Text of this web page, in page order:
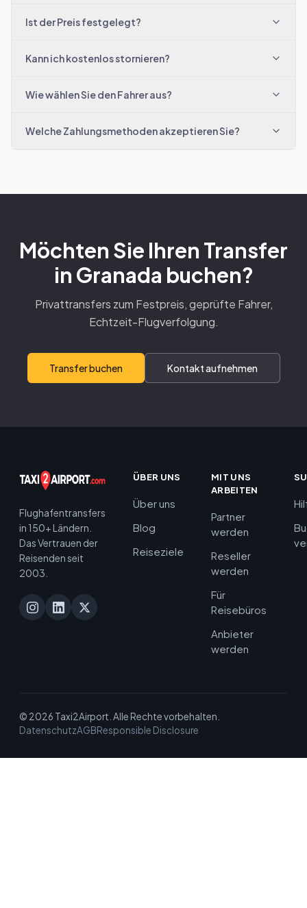
Ist der Preis festgelegt?
Kann ich kostenlos stornieren?
Wie wählen Sie den Fahrer aus?
Welche Zahlungsmethoden akzeptieren Sie?
Möchten Sie Ihren Transfer
in Granada buchen?
Privattransfers zum Festpreis, geprüfte Fahrer,
Echtzeit-Flugverfolgung.
Transfer buchen Kontakt aufnehmen
Flughafentransfers
in 150+ Ländern.
Das Vertrauen der
Reisenden seit
2003.
ÜBER UNS
Über uns
Blog
Reiseziele
MIT UNS
ARBEITEN
Partner
werden
Reseller
werden
Für
Reisebüros
Anbieter
werden
© 2026 Taxi2Airport. Alle Rechte vorbehalten.
DatenschutzAGBResponsible Disclosure